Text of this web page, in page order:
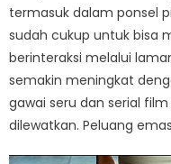
termasuk dalam ponsel
sudah cukup untuk bisa
berinteraksi melalui
semakin meningkat
gawai seru dan serial
dilewatkan. Peluang